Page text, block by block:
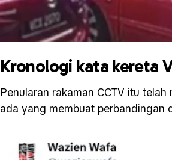
Kronologi kata kereta
Penularan rakaman CCTV itu
ada yang membuat perbandingan